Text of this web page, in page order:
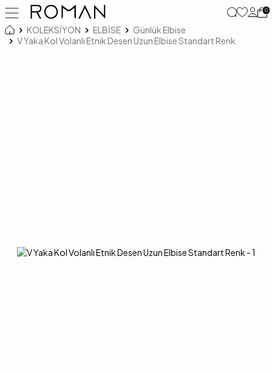
0
KOLEKSİYON ELBİSE
Günlük Elbise
V Yaka Kol Volanlı Etnik Desen Uzun Elbise Standart Renk